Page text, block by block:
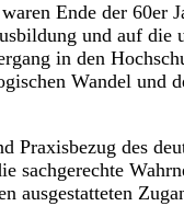
Ende der 60er
und auf
in den
Wandel und
des
sachgerechte
ausgestatteten